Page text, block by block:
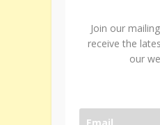
Join our
receive the
our